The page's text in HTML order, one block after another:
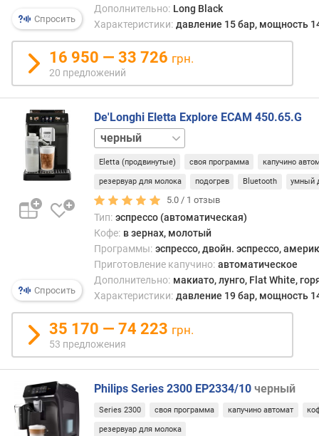
и
тем,
было
кофе
и
л
й
л
ь
з
о
в
а
т
е
п
р
а
в
л
е
и
е
с
Спросить
Дополнительно: Long Black
Характеристики: давление 15 бар, мощность
16 950 — 33 726 грн.
20 предложений
Спросить
De'Longhi Eletta Explore ECAM 450.65.G
нержавейка
Eletta (продвинутые) своя программа капучино
резервуар для молока подогрев Bluetooth умный
5.0 / 1 отзыв
Тип: эспрессо (автоматическая)
Кофе: в зернах, молотый
Программы: эспрессо, двойн. эспрессо,
Приготовление капучино: автоматическое
Дополнительно: макиато, лунго, Flat White,
Характеристики: давление 19 бар, мощность
35 170 — 74 223 грн.
53 предложения
Philips Series 2300 EP2334/10 черный
Series 2300 своя программа капучино автомат
резервуар для молока